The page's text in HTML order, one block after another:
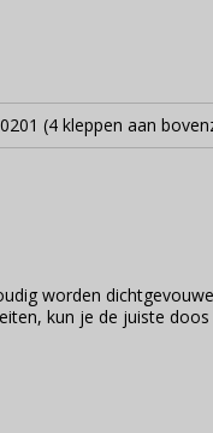
0201 (4 kleppen aan
worden
kun je de juiste